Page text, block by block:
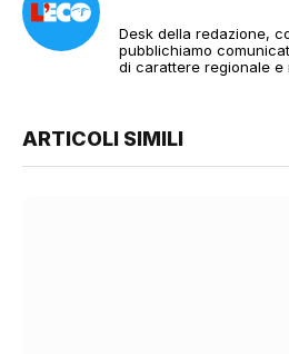
Desk della redazione,
pubblichiamo
di carattere regionale e
ARTICOLI SIMILI